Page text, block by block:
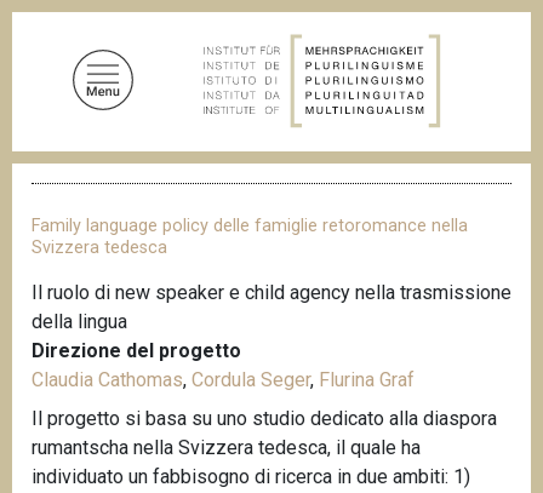
i
c
l
e
d
p
a
e
Family language policy delle famiglie retoromance nella
Svizzera tedesca
Il ruolo di new speaker e child agency nella trasmissione
della lingua
Direzione del progetto
Claudia Cathomas, Cordula Seger, Flurina Graf
Il progetto si basa su uno studio dedicato alla diaspora
rumantscha nella Svizzera tedesca, il quale ha
individuato un fabbisogno di ricerca in due ambiti: 1)